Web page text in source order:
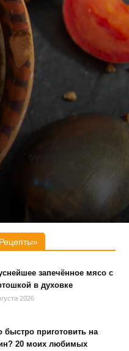
запечённое мясо с
в духовке
2026
быстро приготовить на
20 моих любимых